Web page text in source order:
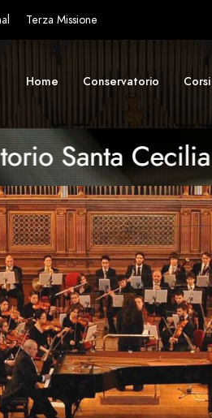
Terza Missione
Home Conservatorio Corsi